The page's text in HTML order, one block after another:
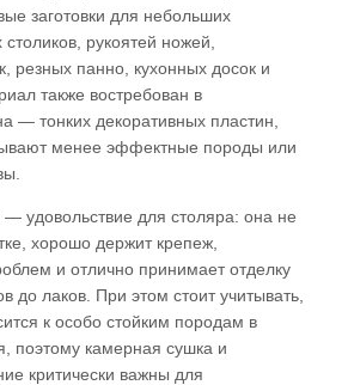
заготовки для небольших
рукоятей ножей,
резных панно, кухонных досок и
также востребован в
— тонких декоративных пластин,
менее эффектные породы или
удовольствие для столяра: она не
хорошо держит крепеж,
и отлично принимает отделку
до лаков. При этом стоит учитывать,
к особо стойким породам в
поэтому камерная сушка и
критически важны для